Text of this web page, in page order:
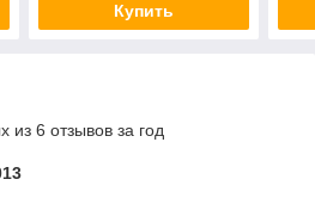
Купить
из 6 отзывов за год